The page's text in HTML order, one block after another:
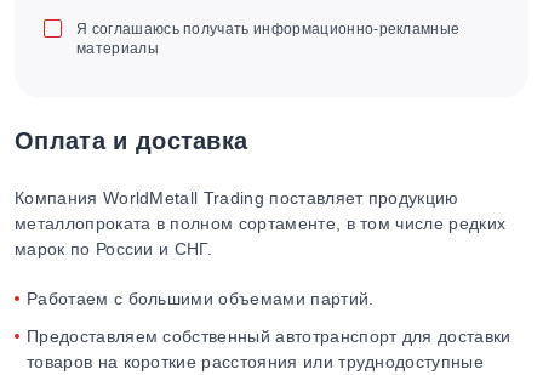
Я соглашаюсь получать информационно-рекламные
материалы
Оплата и доставка
Компания WorldMetall Trading поставляет продукцию
металлопроката в полном сортаменте, в том числе редких
марок по России и СНГ.
Работаем с большими объемами партий.
Предоставляем собственный автотранспорт для доставки
товаров на короткие расстояния или труднодоступные